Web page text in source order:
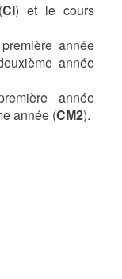
CI) et le cours
année
année
année
année (CM2).